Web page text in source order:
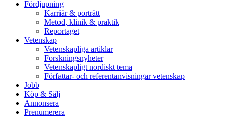
Fördjupning
Karriär & porträtt
Metod, klinik & praktik
Reportaget
Vetenskap
Vetenskapliga artiklar
Forskningsnyheter
Vetenskapligt nordiskt tema
Författar- och referentanvisningar vetenskap
Jobb
Köp & Sälj
Annonsera
Prenumerera